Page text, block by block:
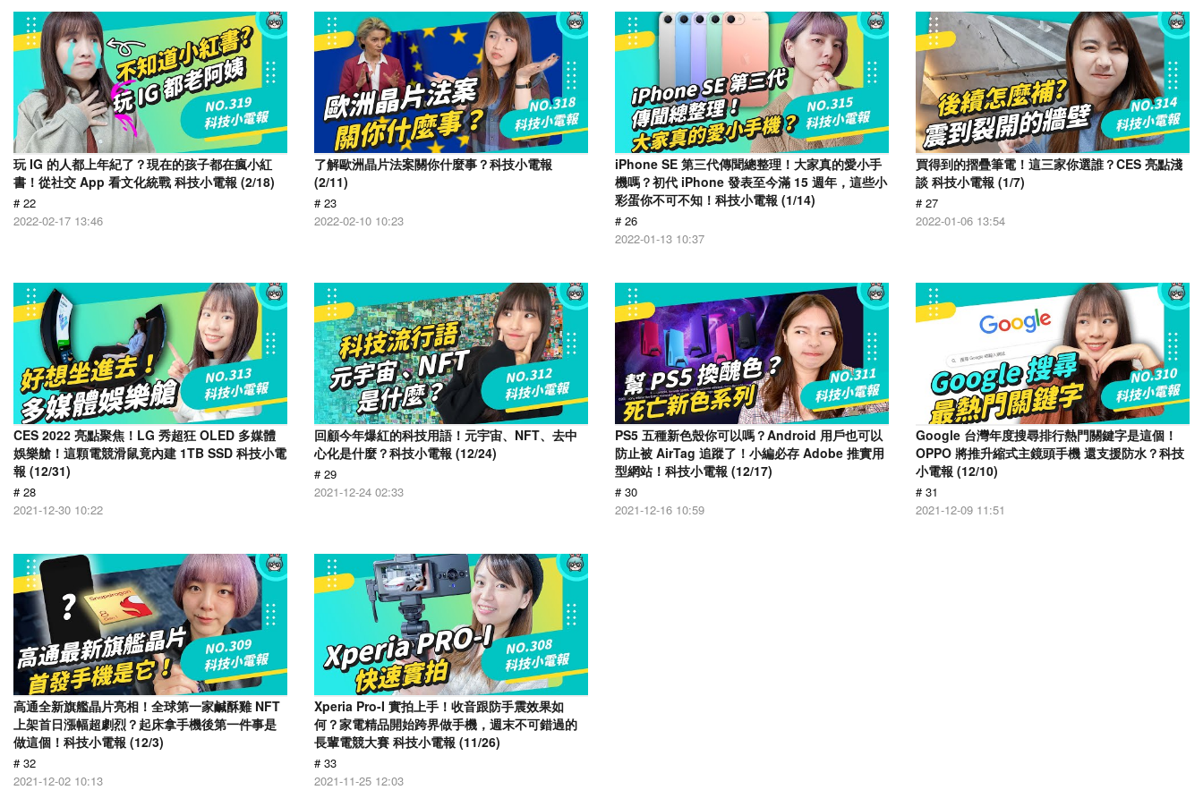
玩 IG 的人都上年紀了？現在的孩子都在瘋小紅
書！從社交 App 看文化統戰 科技小電報 (2/18)
# 22
2022-02-17 13:46
了解歐洲晶片法案關你什麼事？科技小電報
(2/11)
# 23
2022-02-10 10:23
iPhone SE 第三代傳聞總整理！大家真的愛小手
機嗎？初代 iPhone 發表至今滿 15 週年，這些小
彩蛋你不可不知！科技小電報 (1/14)
# 26
2022-01-13 10:37
買得到的摺疊筆電！這三家你選誰？CES 亮點淺
談 科技小電報 (1/7)
# 27
2022-01-06 13:54
CES 2022 亮點聚焦！LG 秀超狂 OLED 多媒體
娛樂艙！這顆電競滑鼠竟內建 1TB SSD 科技小電
報 (12/31)
# 28
2021-12-30 10:22
回顧今年爆紅的科技用語！元宇宙、NFT、去中
心化是什麼？科技小電報 (12/24)
# 29
2021-12-24 02:33
PS5 五種新色殼你可以嗎？Android 用戶也可以
防止被 AirTag 追蹤了！小編必存 Adobe 推實用
型網站！科技小電報 (12/17)
# 30
2021-12-16 10:59
Google 台灣年度搜尋排行熱門關鍵字是這個！
OPPO 將推升縮式主鏡頭手機 還支援防水？科技
小電報 (12/10)
# 31
2021-12-09 11:51
高通全新旗艦晶片亮相！全球第一家鹹酥雞 NFT
上架首日漲幅超劇烈？起床拿手機後第一件事是
做這個！科技小電報 (12/3)
# 32
2021-12-02 10:13
Xperia Pro-I 實拍上手！收音跟防手震效果如
何？家電精品開始跨界做手機，週末不可錯過的
長輩電競大賽 科技小電報 (11/26)
# 33
2021-11-25 12:03